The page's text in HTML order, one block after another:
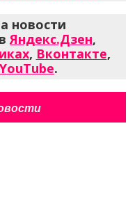
новости
Яндекс.Дзен,
, Вконтакте,
YouTube.